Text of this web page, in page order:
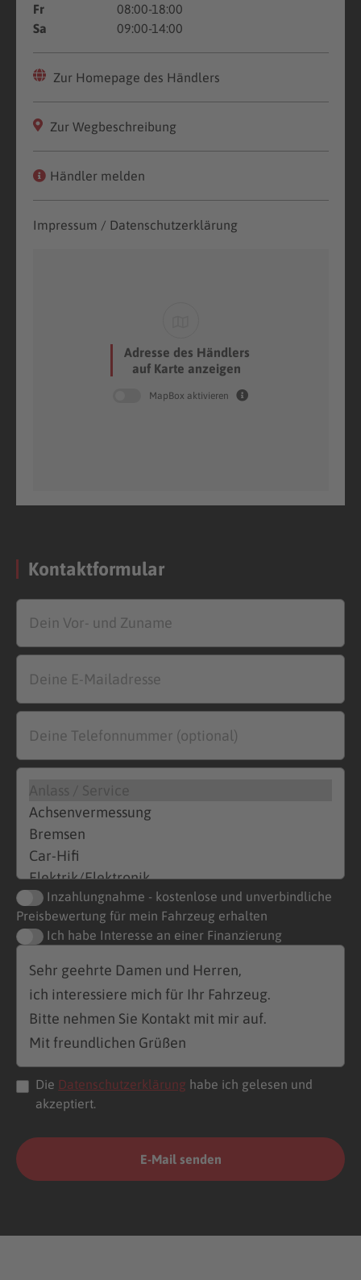
Fr
08:00-18:00
Sa
09:00-14:00
Zur Homepage des Händlers
Zur Wegbeschreibung
Händler melden
Impressum / Datenschutzerklärung
Adresse des Händlers
auf Karte anzeigen
MapBox aktivieren
Kontaktformular
Inzahlungnahme - kostenlose und unverbindliche
Preisbewertung für mein Fahrzeug erhalten
Ich habe Interesse an einer Finanzierung
Die Datenschutzerklärung habe ich gelesen und
akzeptiert.